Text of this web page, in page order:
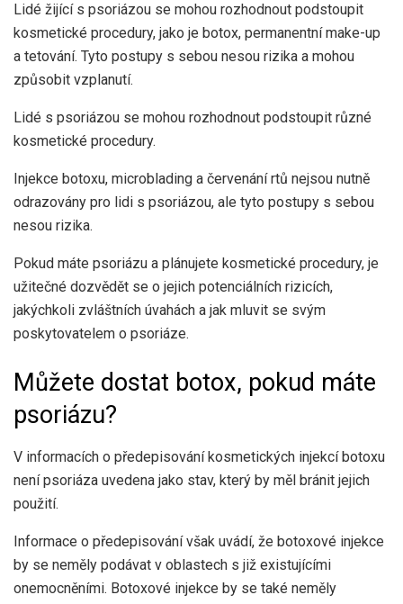
Lidé žijící s psoriázou se mohou rozhodnout podstoupit
kosmetické procedury, jako je botox, permanentní make-up
a tetování. Tyto postupy s sebou nesou rizika a mohou
způsobit vzplanutí.
Lidé s psoriázou se mohou rozhodnout podstoupit různé
kosmetické procedury.
Injekce botoxu, microblading a červenání rtů nejsou nutně
odrazovány pro lidi s psoriázou, ale tyto postupy s sebou
nesou rizika.
Pokud máte psoriázu a plánujete kosmetické procedury, je
užitečné dozvědět se o jejich potenciálních rizicích,
jakýchkoli zvláštních úvahách a jak mluvit se svým
poskytovatelem o psoriáze.
Můžete dostat botox, pokud máte
psoriázu?
V informacích o předepisování kosmetických injekcí botoxu
není psoriáza uvedena jako stav, který by měl bránit jejich
použití.
Informace o předepisování však uvádí, že botoxové injekce
by se neměly podávat v oblastech s již existujícími
onemocněními. Botoxové injekce by se také neměly